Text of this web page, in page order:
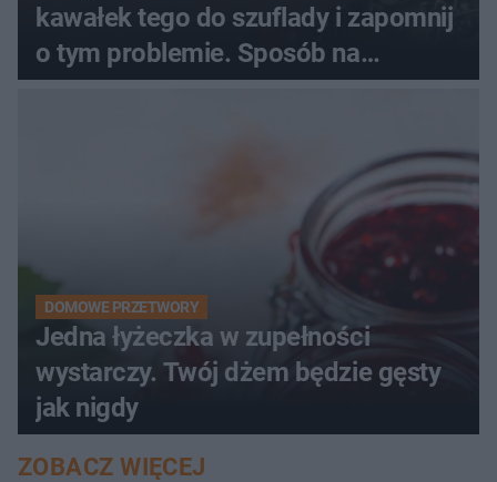
kawałek tego do szuflady i zapomnij
o tym problemie. Sposób na
pociemniałą biżuterię
DOMOWE PRZETWORY
Jedna łyżeczka w zupełności
wystarczy. Twój dżem będzie gęsty
jak nigdy
ZOBACZ WIĘCEJ